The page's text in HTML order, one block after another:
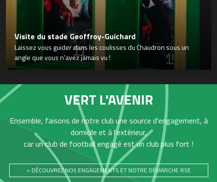
Visite du stade Geoffroy-Guichard
Laissez vous guider dans les coulisses du Chaudron sous un
angle que vous n’avez jamais vu !
VERT L'AVENIR
Ensemble, faisons de notre club une source d'engagement, à
domicile et à l'extérieur,
car un club de football engagé est un club plus fort !
> DÉCOUVREZ NOS ENGAGEMENTS ET NOTRE DÉMARCHE RSE